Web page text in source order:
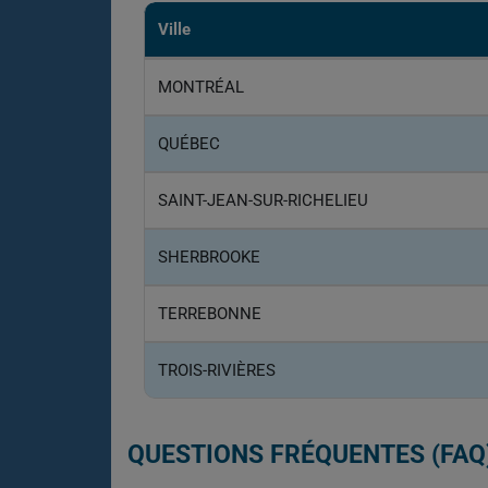
Ville
MONTRÉAL
QUÉBEC
SAINT-JEAN-SUR-RICHELIEU
SHERBROOKE
TERREBONNE
TROIS-RIVIÈRES
QUESTIONS FRÉQUENTES